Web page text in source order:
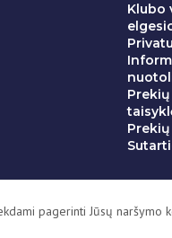
Klubo
Splitas - aktyvaus
pagerinti Jūsų naršymo